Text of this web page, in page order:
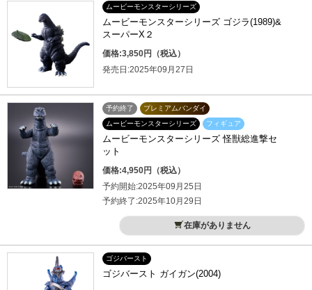
ムービーモンスターシリーズ
ムービーモンスターシリーズ ゴジラ(1989)&
スーパーX２
価格:3,850円（税込）
発売日:2025年09月27日
予約終了
プレミアムバンダイ
ムービーモンスターシリーズ
フィギュア
ムービーモンスターシリーズ 怪獣総進撃セ
ット
価格:4,950円（税込）
予約開始:2025年09月25日
予約終了:2025年10月29日
在庫がありません
ゴジバースト
ゴジバースト ガイガン(2004)